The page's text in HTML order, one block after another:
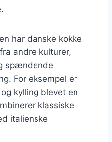
har danske kokke
andre kulturer,
spændende
For eksempel er
kylling blevet en
klassiske
italienske